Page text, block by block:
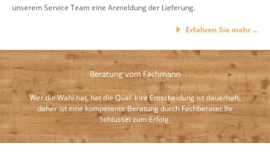
unserem Service Team eine Anmeldung der Lieferung.
Erfahren Sie mehr ...
Beratung vom Fachmann
Wer die Wahl hat, hat die Qual. Ihre Entscheidung ist dauerhaft,
daher ist eine kompetente Beratung durch Fachberater Ihr
Schlüssel zum Erfolg.